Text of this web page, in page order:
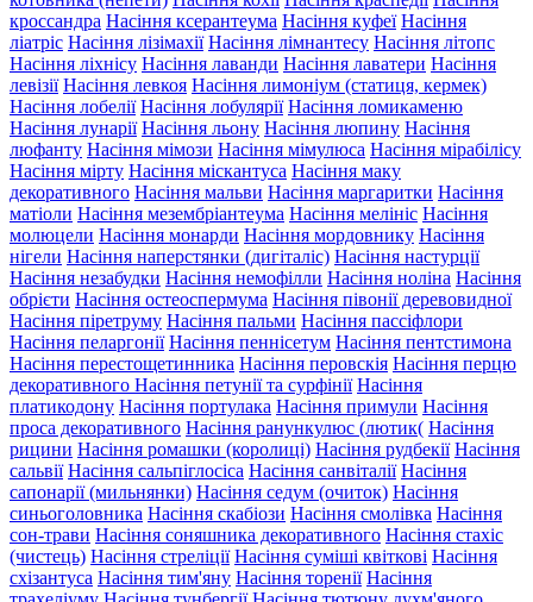
кроссандра Насіння ксерантеума Насіння куфеї Насіння
ліатріс Насіння лізімахії Насіння лімнантесу Насіння літопс
Насіння ліхнісу Насіння лаванди Насіння лаватери Насіння
левізії Насіння левкоя Насіння лимоніум (статиця, кермек)
Насіння лобелії Насіння лобулярії Насіння ломикаменю
Насіння лунарії Насіння льону Насіння люпину Насіння
люфанту Насіння мімози Насіння мімулюса Насіння мірабілісу
Насіння мірту Насіння міскантуса Насіння маку
декоративного Насіння мальви Насіння маргаритки Насіння
матіоли Насіння мезембріантеума Насіння мелініс Насіння
молюцели Насіння монарди Насіння мордовнику Насіння
нігели Насіння наперстянки (дигіталіс) Насіння настурції
Насіння незабудки Насіння немофілли Насіння ноліна Насіння
обрієти Насіння остеоспермума Насіння півонії деревовидної
Насіння піретруму Насіння пальми Насіння пассіфлори
Насіння пеларгонії Насіння пеннісетум Насіння пентстимона
Насіння перестощетинника Насіння перовскія Насіння перцю
декоративного Насіння петунії та сурфінії Насіння
платикодону Насіння портулака Насіння примули Насіння
проса декоративного Насіння ранункулюс (лютик( Насіння
рицини Насіння ромашки (королиці) Насіння рудбекії Насіння
сальвії Насіння сальпіглосіса Насіння санвіталії Насіння
сапонарії (мильнянки) Насіння седум (очиток) Насіння
синьоголовника Насіння скабіози Насіння смолівка Насіння
сон-трави Насіння соняшника декоративного Насіння стахіс
(чистець) Насіння стреліції Насіння суміші квіткові Насіння
схізантуса Насіння тим'яну Насіння торенії Насіння